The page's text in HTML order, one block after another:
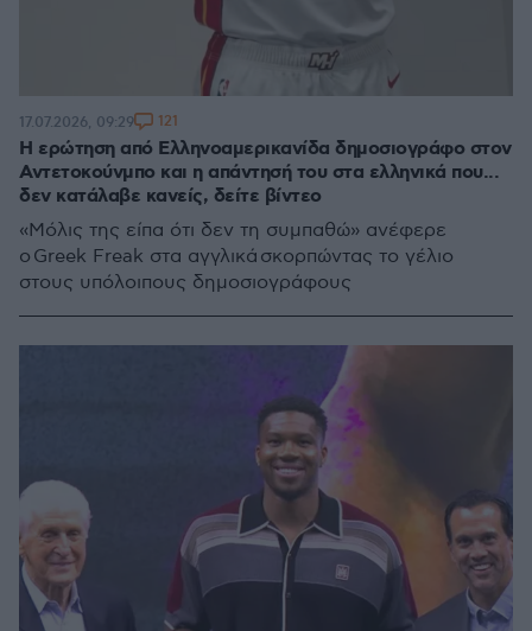
Η ερώτηση από Ελληνοαμερικανίδα δημοσιογράφο στον
Αντετοκούνμπο και η απάντησή του στα ελληνικά που...
δεν κατάλαβε κανείς, δείτε βίντεο
«Μόλις της είπα ότι δεν τη συμπαθώ» ανέφερε
ο Greek Freak στα αγγλικά σκορπώντας το γέλιο
στους υπόλοιπους δημοσιογράφους
17.07.2026, 09:29 121